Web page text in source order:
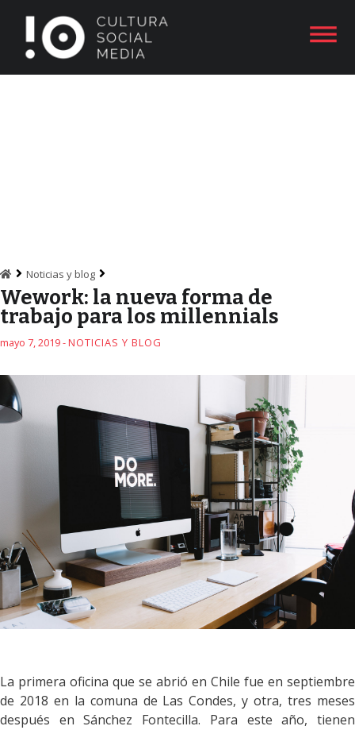
Noticias y blog
Wework: la nueva forma de
trabajo para los millennials
mayo 7, 2019 -NOTICIAS Y BLOG
La primera oficina que se abrió en Chile fue en septiembre
de 2018 en la comuna de Las Condes, y otra, tres meses
después en Sánchez Fontecilla. Para este año, tienen